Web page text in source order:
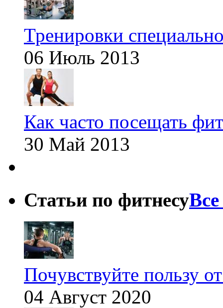
Тренировки
06 Июль 2013
Как часто посещать
30 Май 2013
Статьи по фитнесу
Почувствуйте пользу
04 Август 2020